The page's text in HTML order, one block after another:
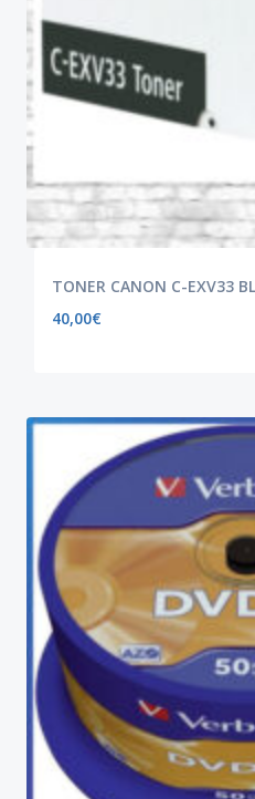
TONER CANON C-EXV33
40,00€